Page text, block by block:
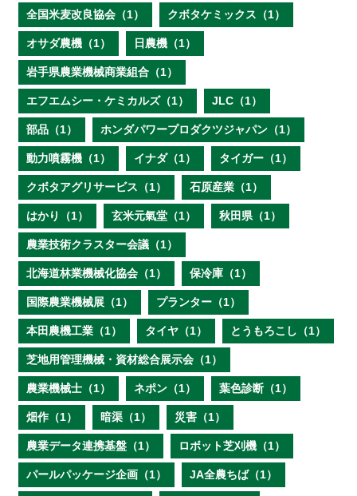
全国米麦改良協会（1） クボタケミックス（1）
オサダ農機（1） 日農機（1）
岩手県農業機械商業組合（1）
エフエムシー・ケミカルズ（1） JLC（1）
部品（1） ホンダパワープロダクツジャパン（1）
動力噴霧機（1） イナダ（1） タイガー（1）
クボタアグリサービス（1） 石原産業（1）
はかり（1） 玄米元氣堂（1） 秋田県（1）
農業技術クラスター会議（1）
北海道林業機械化協会（1） 保冷庫（1）
国際農業機械展（1） プランター（1）
本田農機工業（1） タイヤ（1） とうもろこし（1）
芝地用管理機械・資材総合展示会（1）
農業機械士（1） ネポン（1） 葉色診断（1）
畑作（1） 暗渠（1） 災害（1）
農業データ連携基盤（1） ロボット芝刈機（1）
パールパッケージ企画（1） JA全農ちば（1）